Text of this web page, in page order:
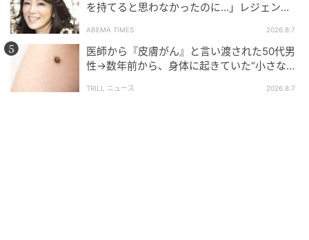
を持てると思わなかったのに…」レジェンド
ABEMA TIMES 2026.8.7
医師から『皮膚がん』と言い渡された50代男
性→数年前から、身体に起きていた“小さな異
TRILL ニュース 2026.8.7